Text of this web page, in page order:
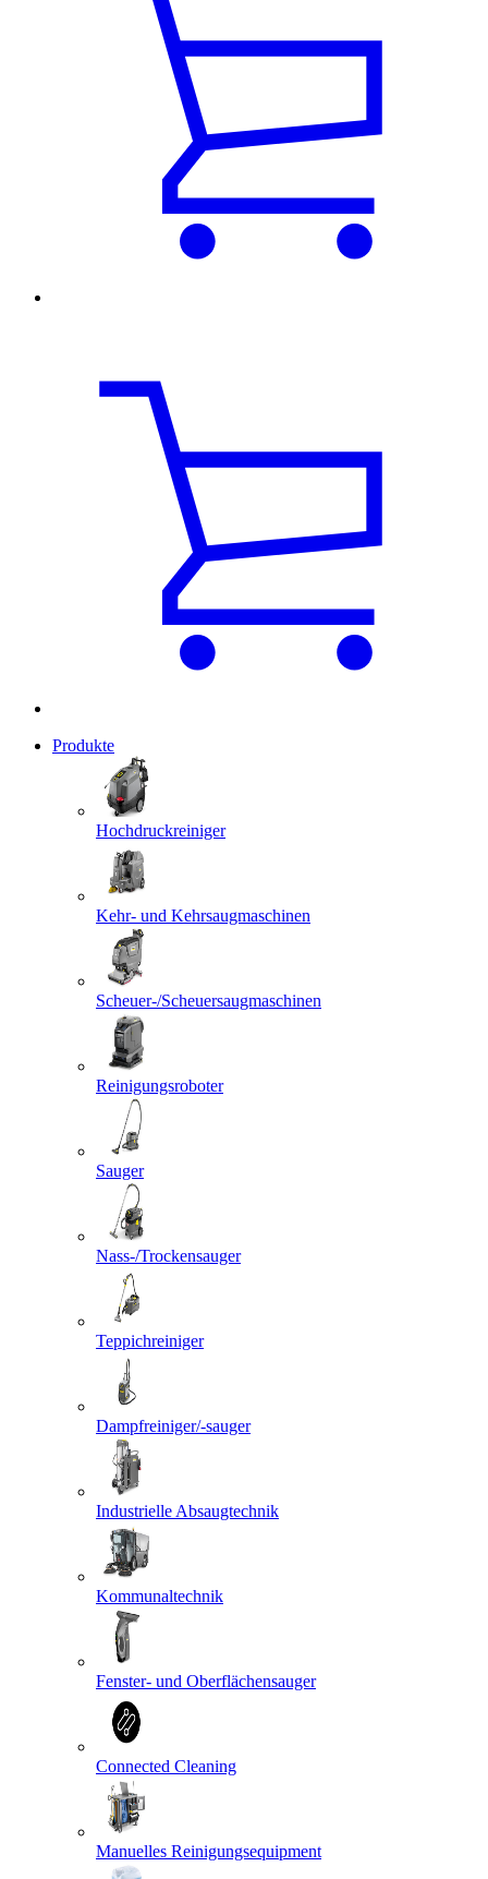
Produkte
Hochdruckreiniger
Kehr- und Kehrsaugmaschinen
Scheuer-/Scheuersaugmaschinen
Reinigungsroboter
Sauger
Nass-/Trockensauger
Teppichreiniger
Dampfreiniger/-sauger
Industrielle Absaugtechnik
Kommunaltechnik
Fenster- und Oberflächensauger
Connected Cleaning
Manuelles Reinigungsequipment